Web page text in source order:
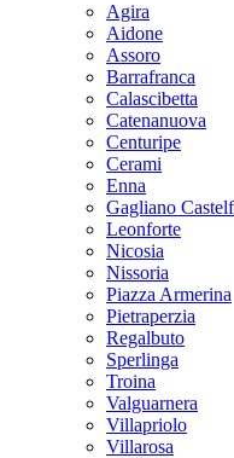
Agira
Aidone
Assoro
Barrafranca
Calascibetta
Catenanuova
Centuripe
Cerami
Enna
Gagliano
Leonforte
Nicosia
Nissoria
Piazza Armerina
Pietraperzia
Regalbuto
Sperlinga
Troina
Valguarnera
Villapriolo
Villarosa